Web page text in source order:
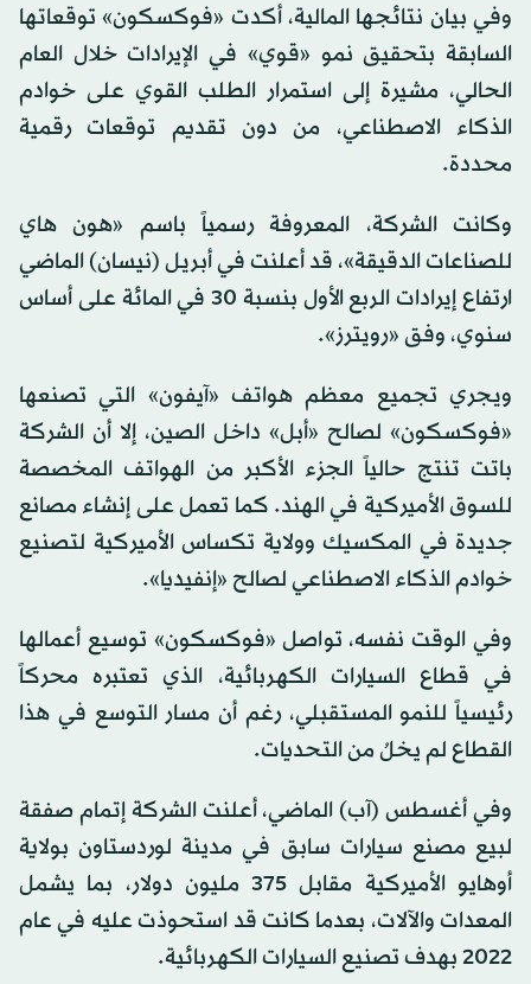
وفي بيان نتائجها المالية، أكدت «فوكسكون» توقعاتها
السابقة بتحقيق نمو «قوي» في الإيرادات خلال العام
الحالي، مشيرة إلى استمرار الطلب القوي على خوادم
الذكاء الاصطناعي، من دون تقديم توقعات رقمية
محددة.
وكانت الشركة، المعروفة رسمياً باسم «هون هاي
للصناعات الدقيقة»، قد أعلنت في أبريل (نيسان) الماضي
ارتفاع إيرادات الربع الأول بنسبة 30 في المائة على أساس
سنوي، وفق «رويترز».
ويجري تجميع معظم هواتف «آيفون» التي تصنعها
«فوكسكون» لصالح «أبل» داخل الصين، إلا أن الشركة
باتت تنتج حالياً الجزء الأكبر من الهواتف المخصصة
للسوق الأميركية في الهند. كما تعمل على إنشاء مصانع
جديدة في المكسيك وولاية تكساس الأميركية لتصنيع
خوادم الذكاء الاصطناعي لصالح «إنفيديا».
وفي الوقت نفسه، تواصل «فوكسكون» توسيع أعمالها
في قطاع السيارات الكهربائية، الذي تعتبره محركاً
رئيسياً للنمو المستقبلي، رغم أن مسار التوسع في هذا
القطاع لم يخلُ من التحديات.
وفي أغسطس (آب) الماضي، أعلنت الشركة إتمام صفقة
لبيع مصنع سيارات سابق في مدينة لوردستاون بولاية
أوهايو الأميركية مقابل 375 مليون دولار، بما يشمل
المعدات والآلات، بعدما كانت قد استحوذت عليه في عام
2022 بهدف تصنيع السيارات الكهربائية.